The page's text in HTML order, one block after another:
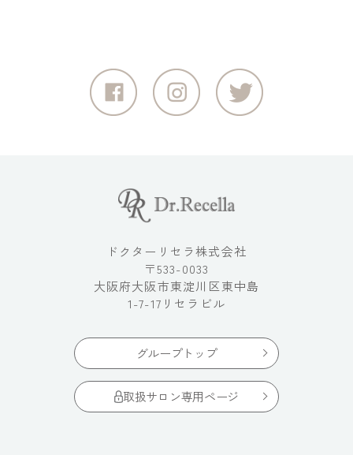
ドクターリセラ株式会社
〒533-0033
大阪府大阪市東淀川区東中島
1-7-17リセラビル
グループトップ
取扱サロン専用ページ